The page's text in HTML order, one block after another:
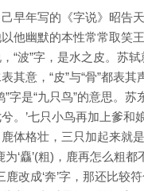
早年写的《字说》昭告
他幽默的本性常常取笑王
“波”字，是水之皮。苏轼
其意，“皮”与“骨”都表其
”字是“九只鸟”的意思。
。’七只小鸟再加上爹和
体格壮，三只加起来就
为‘麤’(粗)，鹿再怎么粗
鹿改成‘奔’字，那还比较